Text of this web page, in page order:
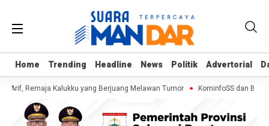
Home Trending Headline News Politik Advertorial
Home Trending Headline News Politik Advertorial
Arif, Remaja Kalukku yang Berjuang Melawan Tumor KominfoSS dan BPS